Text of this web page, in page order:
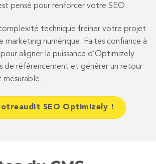
pensé pour renforcer votre SEO.
complexité technique freiner votre projet
marketing numérique. Faites confiance à
aligner la puissance d’Optimizely
de référencement et générer un retour
mesurable.
SEO Optimizely !